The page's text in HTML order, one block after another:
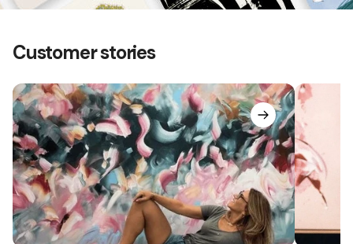
Customer stories